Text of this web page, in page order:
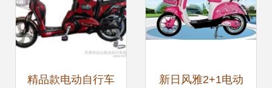
精品款电动自行车 新日风雅2+1电动